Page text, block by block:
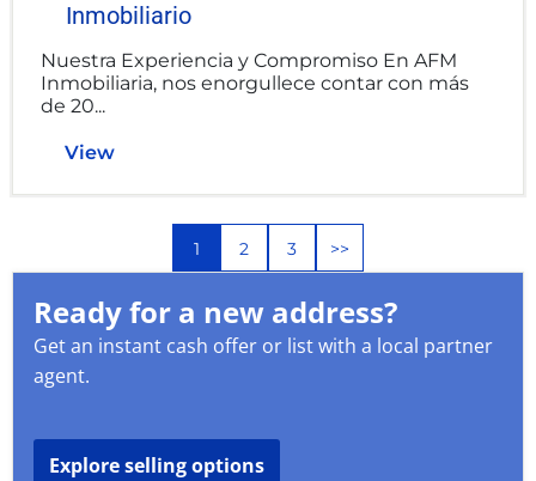
Inmobiliario
Nuestra Experiencia y Compromiso En AFM
Inmobiliaria, nos enorgullece contar con más
de 20...
View
1 2 3 >>
Ready for a new address?
Get an instant cash offer or list with a local partner
agent.
Explore selling options